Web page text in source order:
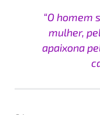
“O homem
mulher,
apaixona